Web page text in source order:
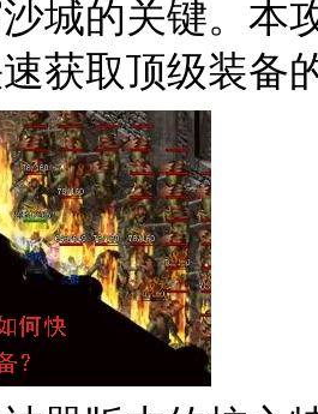
城的关键。本
获取顶级装备